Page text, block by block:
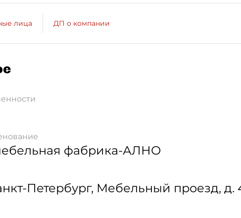
лица ДП о компании
фабрика-АЛНО
Петербург, Мебельный проезд, д.